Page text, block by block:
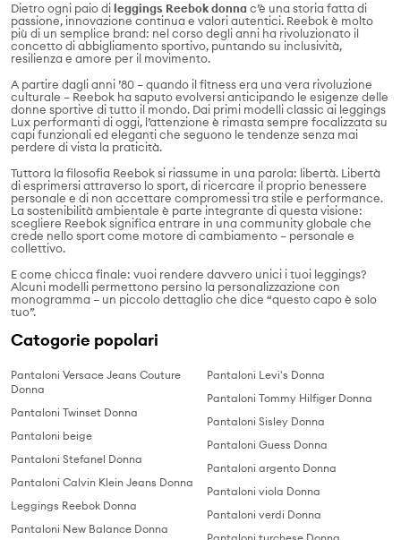
Dietro ogni paio dileggings Reebok donnac’è una storia fatta di
passione, innovazione continua e valori autentici. Reebok è molto
più di un semplice brand: nel corso degli anni ha rivoluzionato il
concetto di abbigliamento sportivo, puntando su inclusività,
resilienza e amore per il movimento.
A partire dagli anni ’80 – quando il fitness era una vera rivoluzione
culturale – Reebok ha saputo evolversi anticipando le esigenze delle
donne sportive di tutto il mondo. Dai primi modelli classic ai leggings
Lux performanti di oggi, l’attenzione è rimasta sempre focalizzata su
capi funzionali ed eleganti che seguono le tendenze senza mai
perdere di vista la praticità.
Tuttora la filosofia Reebok si riassume in una parola: libertà. Libertà
di esprimersi attraverso lo sport, di ricercare il proprio benessere
personale e di non accettare compromessi tra stile e performance.
La sostenibilità ambientale è parte integrante di questa visione:
scegliere Reebok significa entrare in una community globale che
crede nello sport come motore di cambiamento – personale e
collettivo.
E come chicca finale: vuoi rendere davvero unici i tuoi leggings?
Alcuni modelli permettono persino la personalizzazione con
monogramma – un piccolo dettaglio che dice “questo capo è solo
tuo”.
Catogorie popolari
Pantaloni Versace Jeans Couture
Donna
Pantaloni Twinset Donna
Pantaloni beige
Pantaloni Stefanel Donna
Pantaloni Calvin Klein Jeans Donna
Leggings Reebok Donna
Pantaloni New Balance Donna
Pantaloni Levi's Donna
Pantaloni Tommy Hilfiger Donna
Pantaloni Sisley Donna
Pantaloni Guess Donna
Pantaloni argento Donna
Pantaloni viola Donna
Pantaloni verdi Donna